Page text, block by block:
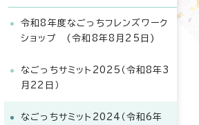
令和8年度なごっちフレンズワーク
ショップ (令和8年8月25日)
なごっちサミット2025（令和8年3
月22日）
なごっちサミット2024（令和6年